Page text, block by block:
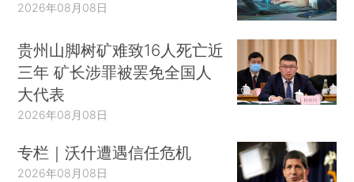
2026年08月08日
贵州山脚树矿难致16人死亡近
三年 矿长涉罪被罢免全国人
大代表
2026年08月08日
专栏｜沃什遭遇信任危机
2026年08月08日